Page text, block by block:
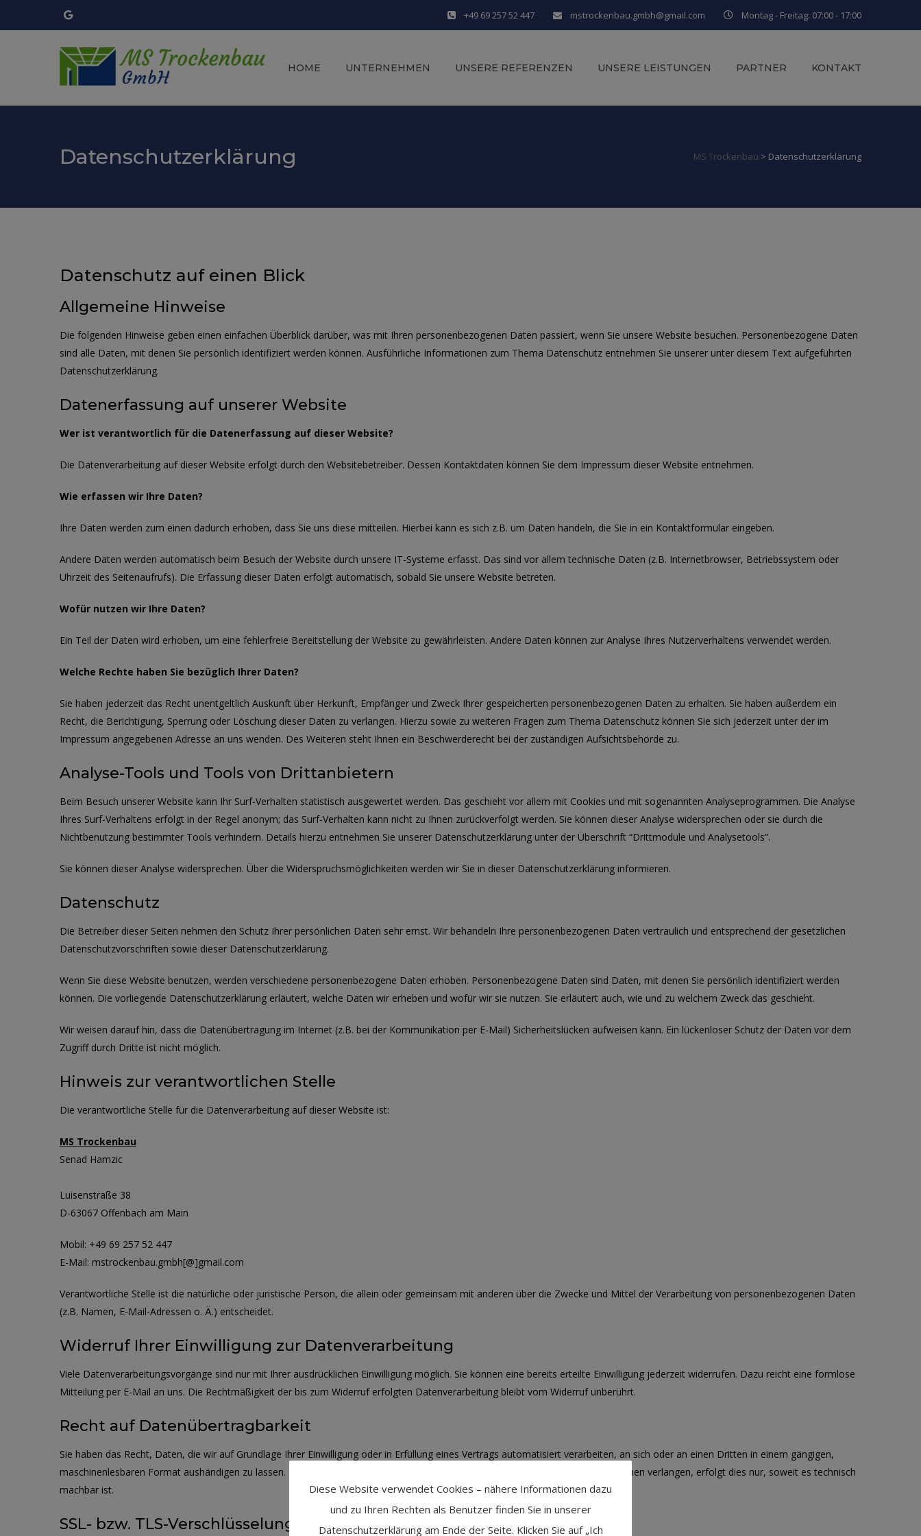
+49 69 257 52 447 mstrockenbau.gmbh@gmail.com Montag - Freitag: 07:00 - 17:00
HOME UNTERNEHMEN UNSERE REFERENZEN UNSERE LEISTUNGEN PARTNER KONTAKT
Datenschutzerklärung MS Trockenbau > Datenschutzerklärung
Datenschutz auf einen Blick
Allgemeine Hinweise
Die folgenden Hinweise geben einen einfachen Überblick darüber, was mit Ihren personenbezogenen Daten passiert, wenn Sie unsere Website besuchen. Personenbezogene Daten
sind alle Daten, mit denen Sie persönlich identifiziert werden können. Ausführliche Informationen zum Thema Datenschutz entnehmen Sie unserer unter diesem Text aufgeführten
Datenschutzerklärung.
Datenerfassung auf unserer Website
Wer ist verantwortlich für die Datenerfassung auf dieser Website?
Die Datenverarbeitung auf dieser Website erfolgt durch den Websitebetreiber. Dessen Kontaktdaten können Sie dem Impressum dieser Website entnehmen.
Wie erfassen wir Ihre Daten?
Ihre Daten werden zum einen dadurch erhoben, dass Sie uns diese mitteilen. Hierbei kann es sich z.B. um Daten handeln, die Sie in ein Kontaktformular eingeben.
Andere Daten werden automatisch beim Besuch der Website durch unsere IT-Systeme erfasst. Das sind vor allem technische Daten (z.B. Internetbrowser, Betriebssystem oder
Uhrzeit des Seitenaufrufs). Die Erfassung dieser Daten erfolgt automatisch, sobald Sie unsere Website betreten.
Wofür nutzen wir Ihre Daten?
Ein Teil der Daten wird erhoben, um eine fehlerfreie Bereitstellung der Website zu gewährleisten. Andere Daten können zur Analyse Ihres Nutzerverhaltens verwendet werden.
Welche Rechte haben Sie bezüglich Ihrer Daten?
Sie haben jederzeit das Recht unentgeltlich Auskunft über Herkunft, Empfänger und Zweck Ihrer gespeicherten personenbezogenen Daten zu erhalten. Sie haben außerdem ein
Recht, die Berichtigung, Sperrung oder Löschung dieser Daten zu verlangen. Hierzu sowie zu weiteren Fragen zum Thema Datenschutz können Sie sich jederzeit unter der im
Impressum angegebenen Adresse an uns wenden. Des Weiteren steht Ihnen ein Beschwerderecht bei der zuständigen Aufsichtsbehörde zu.
Analyse-Tools und Tools von Drittanbietern
Beim Besuch unserer Website kann Ihr Surf-Verhalten statistisch ausgewertet werden. Das geschieht vor allem mit Cookies und mit sogenannten Analyseprogrammen. Die Analyse
Ihres Surf-Verhaltens erfolgt in der Regel anonym; das Surf-Verhalten kann nicht zu Ihnen zurückverfolgt werden. Sie können dieser Analyse widersprechen oder sie durch die
Nichtbenutzung bestimmter Tools verhindern. Details hierzu entnehmen Sie unserer Datenschutzerklärung unter der Überschrift “Drittmodule und Analysetools”.
Sie können dieser Analyse widersprechen. Über die Widerspruchsmöglichkeiten werden wir Sie in dieser Datenschutzerklärung informieren.
Datenschutz
Die Betreiber dieser Seiten nehmen den Schutz Ihrer persönlichen Daten sehr ernst. Wir behandeln Ihre personenbezogenen Daten vertraulich und entsprechend der gesetzlichen
Datenschutzvorschriften sowie dieser Datenschutzerklärung.
Wenn Sie diese Website benutzen, werden verschiedene personenbezogene Daten erhoben. Personenbezogene Daten sind Daten, mit denen Sie persönlich identifiziert werden
können. Die vorliegende Datenschutzerklärung erläutert, welche Daten wir erheben und wofür wir sie nutzen. Sie erläutert auch, wie und zu welchem Zweck das geschieht.
Wir weisen darauf hin, dass die Datenübertragung im Internet (z.B. bei der Kommunikation per E-Mail) Sicherheitslücken aufweisen kann. Ein lückenloser Schutz der Daten vor dem
Zugriff durch Dritte ist nicht möglich.
Hinweis zur verantwortlichen Stelle
Die verantwortliche Stelle für die Datenverarbeitung auf dieser Website ist:
MS Trockenbau
Senad Hamzic
Luisenstraße 38
D-63067 Offenbach am Main
Mobil: +49 69 257 52 447
E-Mail: mstrockenbau.gmbh[@]gmail.com
Verantwortliche Stelle ist die natürliche oder juristische Person, die allein oder gemeinsam mit anderen über die Zwecke und Mittel der Verarbeitung von personenbezogenen Daten
(z.B. Namen, E-Mail-Adressen o. Ä.) entscheidet.
Widerruf Ihrer Einwilligung zur Datenverarbeitung
Viele Datenverarbeitungsvorgänge sind nur mit Ihrer ausdrücklichen Einwilligung möglich. Sie können eine bereits erteilte Einwilligung jederzeit widerrufen. Dazu reicht eine formlose
Mitteilung per E-Mail an uns. Die Rechtmäßigkeit der bis zum Widerruf erfolgten Datenverarbeitung bleibt vom Widerruf unberührt.
Recht auf Datenübertragbarkeit
Sie haben das Recht, Daten, die wir auf Grundlage Ihrer Einwilligung oder in Erfüllung eines Vertrags automatisiert verarbeiten, an sich oder an einen Dritten in einem gängigen,
maschinenlesbaren Format aushändigen zu lassen. Sofern Sie die direkte Übertragung der Daten an einen anderen Verantwortlichen verlangen, erfolgt dies nur, soweit es technisch
machbar ist.
SSL- bzw. TLS-Verschlüsselung
Diese Website verwendet Cookies – nähere Informationen dazu
und zu Ihren Rechten als Benutzer finden Sie in unserer
Datenschutzerklärung am Ende der Seite. Klicken Sie auf „Ich